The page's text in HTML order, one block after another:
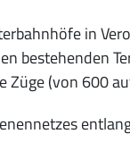
in
bestehenden
Züge (von 600